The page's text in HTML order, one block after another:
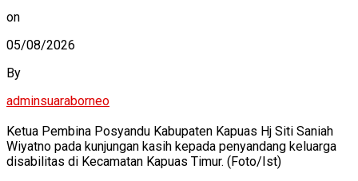
on
05/08/2026
By
adminsuaraborneo
Ketua Pembina Posyandu Kabupaten Kapuas Hj Siti Saniah
Wiyatno pada kunjungan kasih kepada penyandang keluarga
disabilitas di Kecamatan Kapuas Timur. (Foto/Ist)